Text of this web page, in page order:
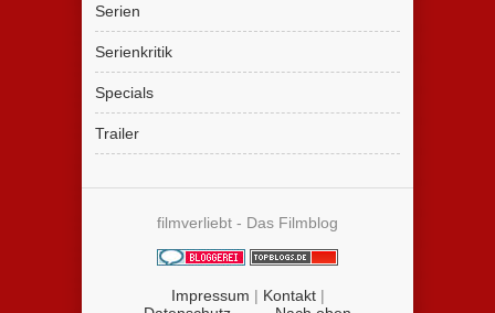
Serien
Serienkritik
Specials
Trailer
filmverliebt - Das Filmblog
Impressum | Kontakt|